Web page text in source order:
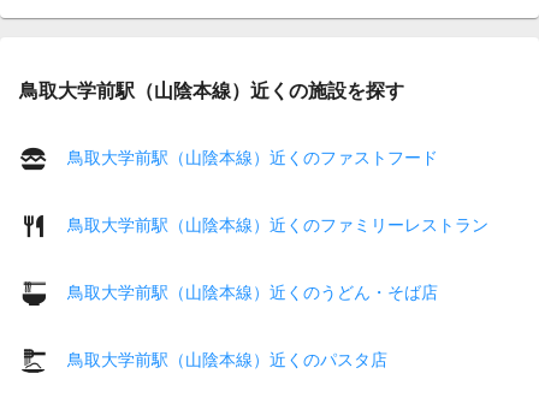
鳥取大学前駅（山陰本線）近くの施設を探す
鳥取大学前駅（山陰本線）近くのファストフード
鳥取大学前駅（山陰本線）近くのファミリーレストラン
鳥取大学前駅（山陰本線）近くのうどん・そば店
鳥取大学前駅（山陰本線）近くのパスタ店